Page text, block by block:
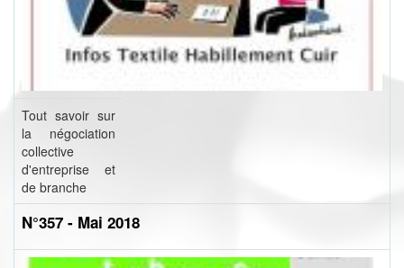
Tout savoir sur
la négociation
collective
d'entreprise et
de branche
N°357 - Mai 2018